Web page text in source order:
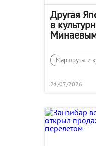
Другая
в
Маршруты и
21/07/2026